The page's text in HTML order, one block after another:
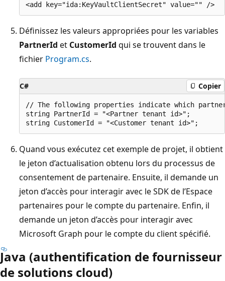
Définissez les valeurs appropriées pour les variables
PartnerId et CustomerId qui se trouvent dans le
fichier Program.cs.
C# Copier
// The following properties indicate which
string PartnerId = "<Partner tenant id>";
Quand vous exécutez cet exemple de projet, il obtient
le jeton d’actualisation obtenu lors du processus de
consentement de partenaire. Ensuite, il demande un
jeton d’accès pour interagir avec le SDK de l’Espace
partenaires pour le compte du partenaire. Enfin, il
demande un jeton d’accès pour interagir avec
Microsoft Graph pour le compte du client spécifié.
Java (authentification de fournisseur
de solutions cloud)